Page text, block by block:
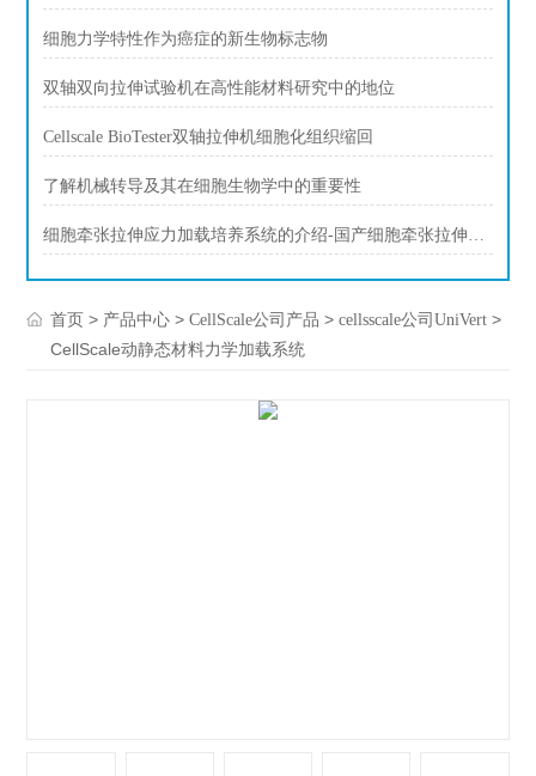
细胞力学特性作为癌症的新生物标志物
双轴双向拉伸试验机在高性能材料研究中的地位
Cellscale BioTester双轴拉伸机细胞化组织缩回
了解机械转导及其在细胞生物学中的重要性
细胞牵张拉伸应力加载培养系统的介绍-国产细胞牵张拉伸设备
首页 > 产品中心 >CellScale公司产品 >cellsscale公司UniVert >
CellScale动静态材料力学加载系统